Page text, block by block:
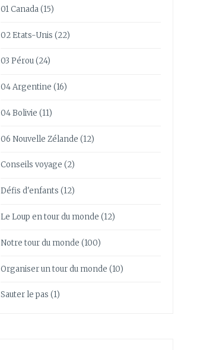
01 Canada(15)
02 Etats-Unis (22)
03 Pérou(24)
04 Argentine (16)
04 Bolivie (11)
06 Nouvelle Zélande (12)
Conseils voyage (2)
Défis d'enfants (12)
Le Loup en tour du monde (12)
Notre tour du monde (100)
Organiser un tour du monde (10)
Sauter le pas (1)